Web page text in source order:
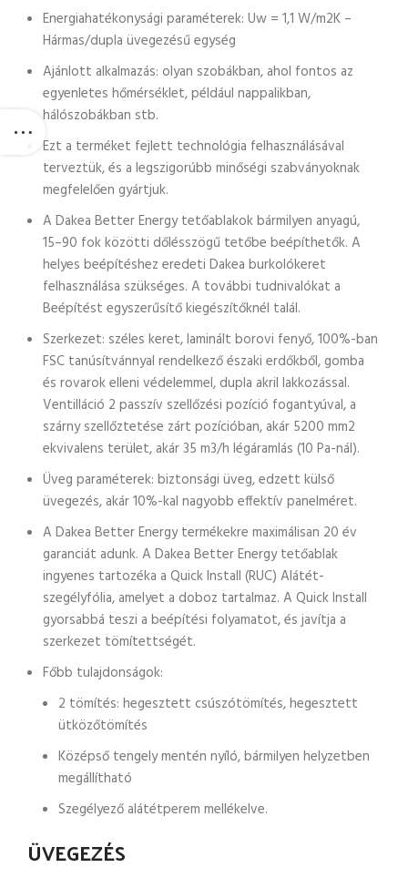
Energiahatékonysági paraméterek: Uw = 1,1 W/m2K –
Hármas/dupla üvegezésű egység
Ajánlott alkalmazás: olyan szobákban, ahol fontos az
egyenletes hőmérséklet, például nappalikban,
hálószobákban stb.
Ezt a terméket fejlett technológia felhasználásával
terveztük, és a legszigorúbb minőségi szabványoknak
megfelelően gyártjuk.
A Dakea Better Energy tetőablakok bármilyen anyagú,
15–90 fok közötti dőlésszögű tetőbe beépíthetők. A
helyes beépítéshez eredeti Dakea burkolókeret
felhasználása szükséges. A további tudnivalókat a
Beépítést egyszerűsítő kiegészítőknél talál.
Szerkezet: széles keret, laminált borovi fenyő, 100%-ban
FSC tanúsítvánnyal rendelkező északi erdőkből, gomba
és rovarok elleni védelemmel, dupla akril lakkozással.
Ventilláció 2 passzív szellőzési pozíció fogantyúval, a
szárny szellőztetése zárt pozícióban, akár 5200 mm2
ekvivalens terület, akár 35 m3/h légáramlás (10 Pa-nál).
Üveg paraméterek: biztonsági üveg, edzett külső
üvegezés, akár 10%-kal nagyobb effektív panelméret.
A Dakea Better Energy termékekre maximálisan 20 év
garanciát adunk. A Dakea Better Energy tetőablak
ingyenes tartozéka a Quick Install (RUC) Alátét-
szegélyfólia, amelyet a doboz tartalmaz. A Quick Install
gyorsabbá teszi a beépítési folyamatot, és javítja a
szerkezet tömítettségét.
Főbb tulajdonságok:
2 tömítés: hegesztett csúszótömítés, hegesztett
ütközőtömítés
Középső tengely mentén nyíló, bármilyen helyzetben
megállítható
Szegélyező alátétperem mellékelve.
ÜVEGEZÉS